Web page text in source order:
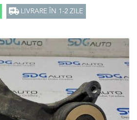
LIVRARE ÎN 1-2 ZILE